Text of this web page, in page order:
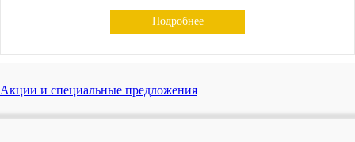
Подробнее
Акции и специальные предложения